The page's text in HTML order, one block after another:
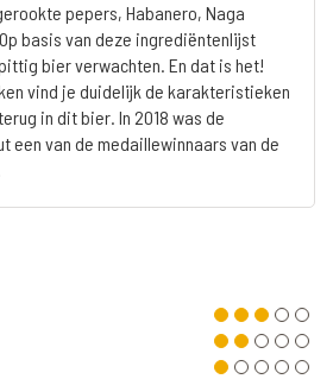
pepers, Habanero, Naga
basis van deze ingrediëntenlijst
bier verwachten. En dat is het!
vind je duidelijk de karakteristieken
in dit bier. In 2018 was de
een van de medaillewinnaars van de